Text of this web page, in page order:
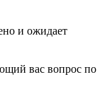
и ожидает
вас вопрос по